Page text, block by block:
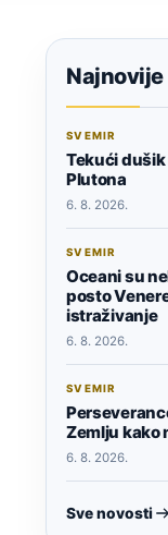
Najnovije
SVEMIR
Tekući
Plutona
6. 8. 2026.
SVEMIR
Oceani su
posto
istraživanje
6. 8. 2026.
SVEMIR
Zemlju kako
6. 8. 2026.
Sve novosti